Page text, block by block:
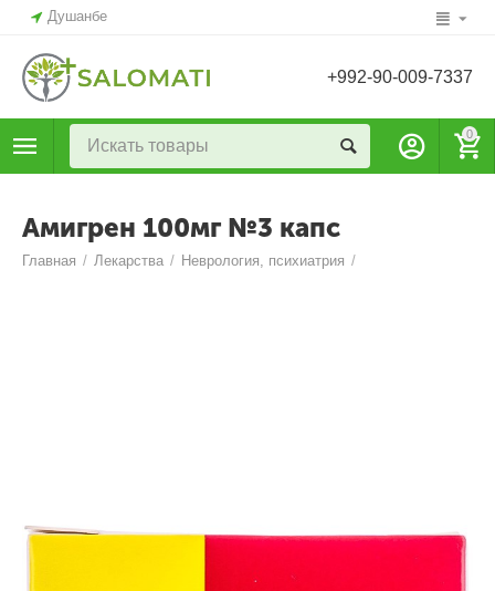
Душанбе
+992-90-009-7337
0
Амигрен 100мг №3 капс
Главная / Лекарства / Неврология, психиатрия /